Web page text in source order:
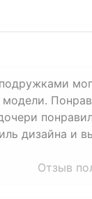
дизайна и
Отзыв